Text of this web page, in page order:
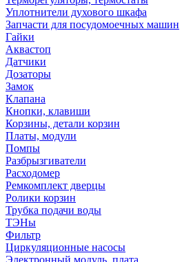
Уплотнители духового шкафа
Запчасти для посудомоечных машин
Гайки
Аквастоп
Датчики
Дозаторы
Замок
Клапана
Кнопки, клавиши
Корзины, детали корзин
Платы, модули
Помпы
Разбрызгиватели
Расходомер
Ремкомплект дверцы
Ролики корзин
Трубка подачи воды
ТЭНы
Фильтр
Циркуляционные насосы
Электронный модуль, плата